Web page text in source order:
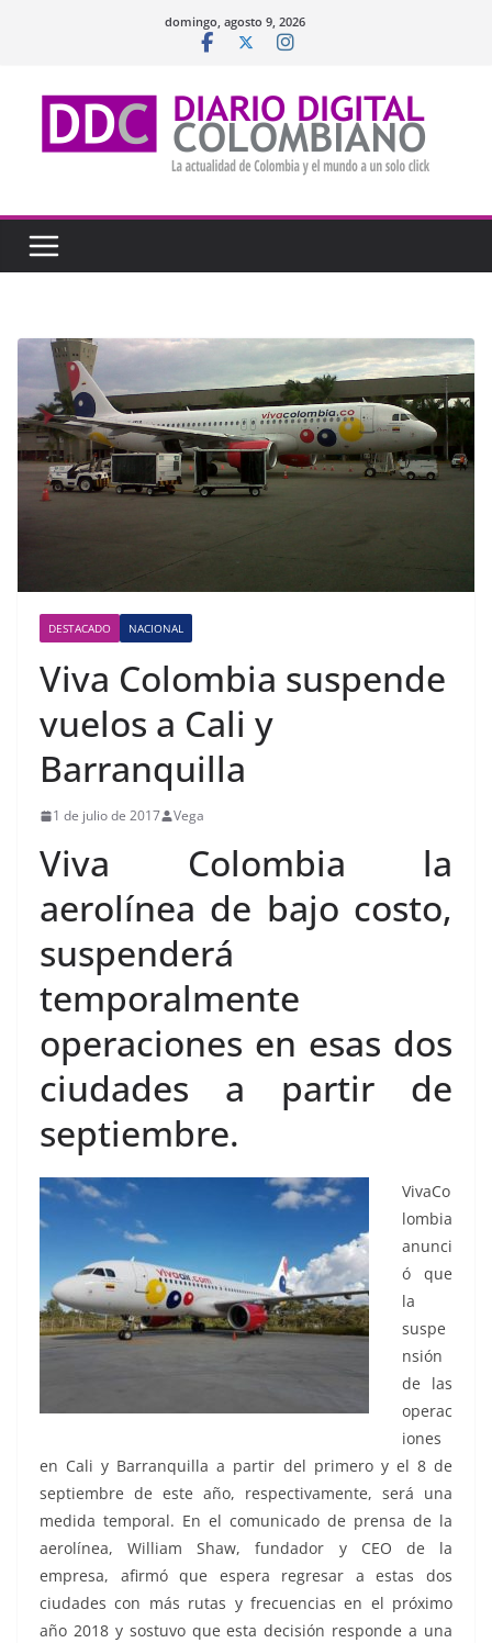
domingo, agosto 9, 2026
DESTACADO NACIONAL
Viva Colombia suspende
vuelos a Cali y
Barranquilla
1 de julio de 2017 Vega
Viva Colombia la
aerolínea de bajo costo,
suspenderá
temporalmente
operaciones en esas dos
ciudades a partir de
septiembre.
VivaCo
lombia
anunci
ó que
la
suspe
nsión
de las
operac
iones
en Cali y Barranquilla a partir del primero y el 8 de
septiembre de este año, respectivamente, será una
medida temporal. En el comunicado de prensa de la
aerolínea, William Shaw, fundador y CEO de la
empresa, afirmó que espera regresar a estas dos
ciudades con más rutas y frecuencias en el próximo
año 2018 y sostuvo que esta decisión responde a una